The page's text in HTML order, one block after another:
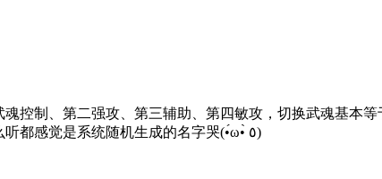
控制、第二强攻、第三辅助、第四敏攻，切换武魂基本
知道还可不可以加，看剧情好像是要组新的史莱克小队，话说疑似女主叫路重华，怎么听都感觉是系统随机生成的名字哭(•́ω•̀ ٥)